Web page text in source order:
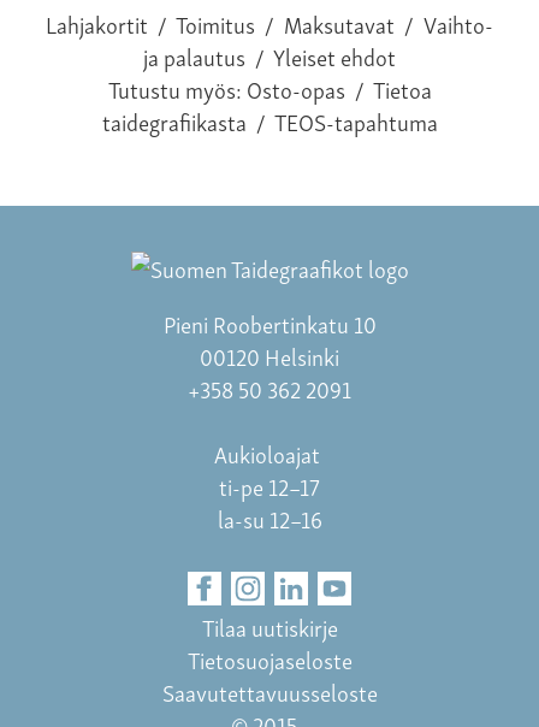
Lahjakortit / Toimitus / Maksutavat / Vaihto-
ja palautus / Yleiset ehdot
Tutustu myös:Osto-opas / Tietoa
taidegrafiikasta / TEOS-tapahtuma
Pieni Roobertinkatu 10
00120 Helsinki
+358 50 362 2091
Aukioloajat
ti-pe 12–17
la-su 12–16
Tilaa uutiskirje
Tietosuojaseloste
Saavutettavuusseloste